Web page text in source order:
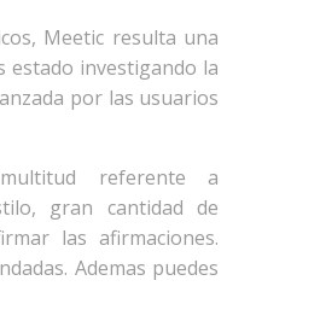
Meetic resulta una
estado investigando la
por las usuarios
referente a
gran cantidad de
las afirmaciones.
Ademas puedes